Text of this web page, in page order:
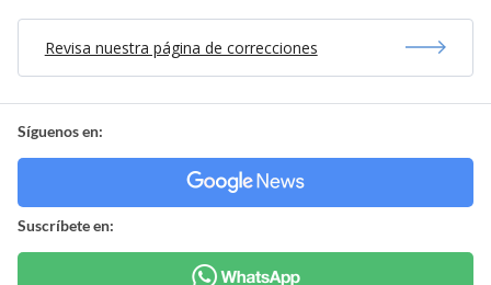
Revisa nuestra página de correcciones
Síguenos en:
Suscríbete en: